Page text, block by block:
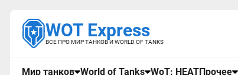
WOT Express
ВСЁ ПРО МИР ТАНКОВ И WORLD OF TANKS
Мир танков World of Tanks WoT: HEATПрочее